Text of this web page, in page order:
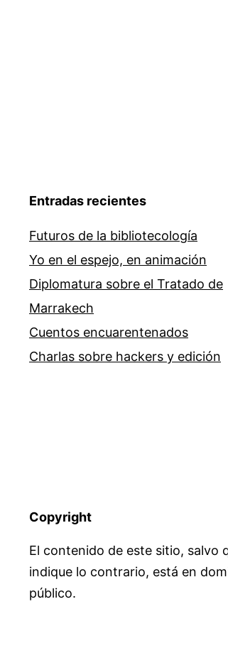
Entradas recientes
Futuros de la bibliotecología
Yo en el espejo, en animación
Diplomatura sobre el Tratado de
Marrakech
Cuentos encuarentenados
Charlas sobre hackers y edición
Copyright
El contenido de este sitio, salvo
indique lo contrario, está en
público.